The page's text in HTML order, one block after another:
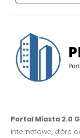
Portal Miasta 2.0
internetowe, które